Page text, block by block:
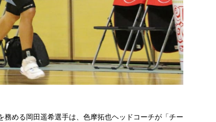
める岡田遥希選手は、色摩拓也ヘッドコーチが「チー